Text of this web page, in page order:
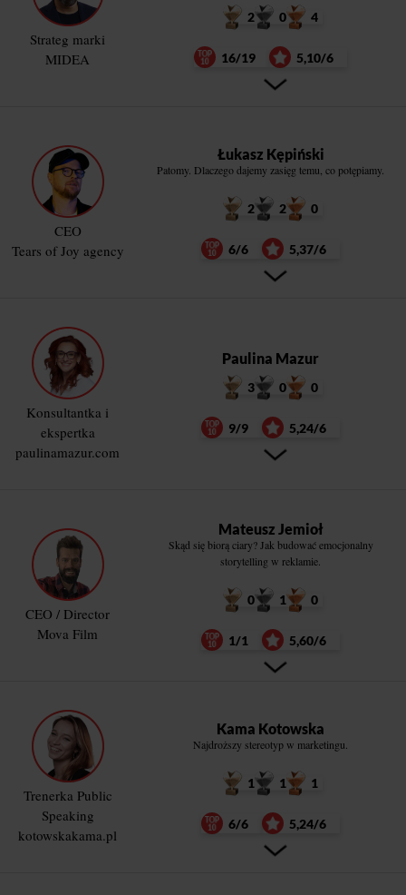
Strateg marki
MIDEA
2 0 4
16/19 5,10/6
CEO
Tears of Joy agency
Łukasz Kępiński
Patomy. Dlaczego dajemy zasięg temu, co potępiamy.
2 2 0
6/6 5,37/6
Konsultantka i
ekspertka
paulinamazur.com
Paulina Mazur
3 0 0
9/9 5,24/6
CEO / Director
Mova Film
Mateusz Jemioł
Skąd się biorą ciary? Jak budować emocjonalny
storytelling w reklamie.
0 1 0
1/1 5,60/6
Trenerka Public
Speaking
kotowskakama.pl
Kama Kotowska
Najdroższy stereotyp w marketingu.
1 1 1
6/6 5,24/6